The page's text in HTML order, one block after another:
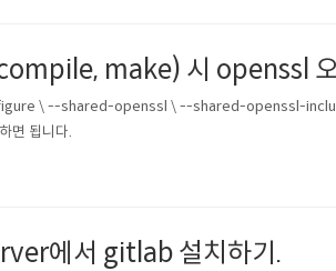
make) 시 openssl
\ --shared-openssl \ --shared-openssl-
면 됩니다.
에서 gitlab 설치하기.